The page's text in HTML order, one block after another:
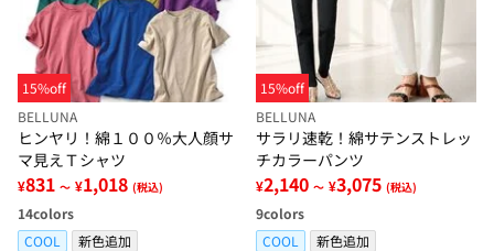
15%off
BELLUNA
ヒンヤリ！綿１００％大人顔サ
マ見えＴシャツ
¥831 ～ ¥1,018 (税込)
14colors
COOL
新色追加
15%off
BELLUNA
サラリ速乾！綿サテンストレッ
チカラーパンツ
¥2,140 ～ ¥3,075 (税込)
9colors
COOL
新色追加